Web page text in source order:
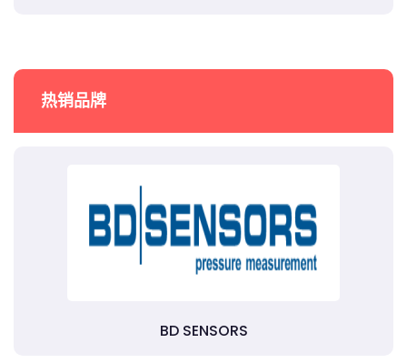
热销品牌
BD SENSORS